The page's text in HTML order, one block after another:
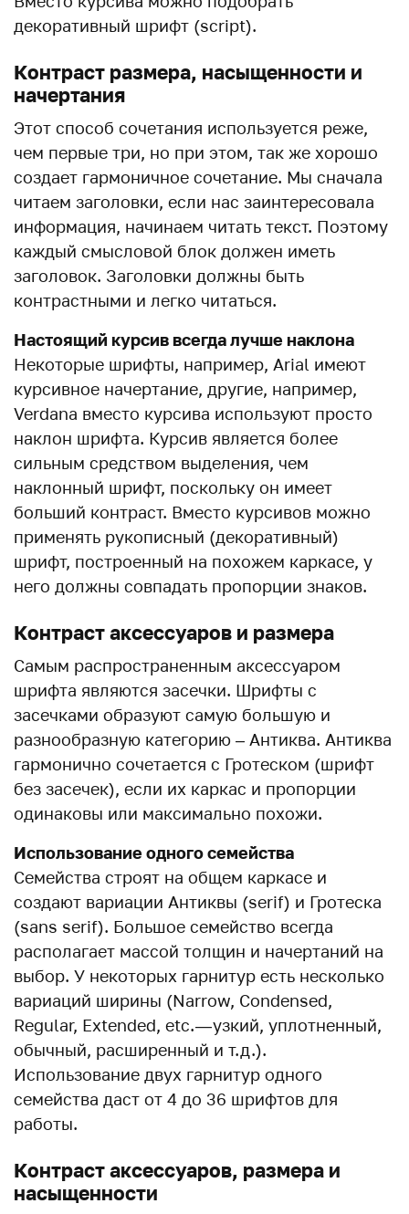
декоративный шрифт (script).
Контраст размера, насыщенности и
начертания
Этот способ сочетания используется реже,
чем первые три, но при этом, так же хорошо
создает гармоничное сочетание. Мы сначала
читаем заголовки, если нас заинтересовала
информация, начинаем читать текст. Поэтому
каждый смысловой блок должен иметь
заголовок. Заголовки должны быть
контрастными и легко читаться.
Настоящий курсив всегда лучше наклона
Некоторые шрифты, например, Arial имеют
курсивное начертание, другие, например,
Verdana вместо курсива используют просто
наклон шрифта. Курсив является более
сильным средством выделения, чем
наклонный шрифт, поскольку он имеет
больший контраст. Вместо курсивов можно
применять рукописный (декоративный)
шрифт, построенный на похожем каркасе, у
него должны совпадать пропорции знаков.
Контраст аксессуаров и размера
Самым распространенным аксессуаром
шрифта являются засечки. Шрифты с
засечками образуют самую большую и
разнообразную категорию – Антиква. Антиква
гармонично сочетается с Гротеском (шрифт
без засечек), если их каркас и пропорции
одинаковы или максимально похожи.
Использование одного семейства
Семейства строят на общем каркасе и
создают вариации Антиквы (serif) и Гротеска
(sans serif). Большое семейство всегда
располагает массой толщин и начертаний на
выбор. У некоторых гарнитур есть несколько
вариаций ширины (Narrow, Condensed,
Regular, Extended, etc. — узкий, уплотненный,
обычный, расширенный и т.д.).
Использование двух гарнитур одного
семейства даст от 4 до 36 шрифтов для
работы.
Контраст аксессуаров, размера и
насыщенности